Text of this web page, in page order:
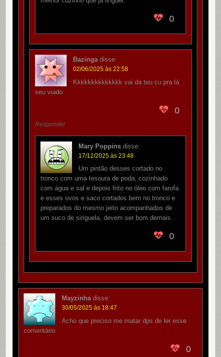
0
Bazinga disse:
02/06/2025 às 22:58
Kkkkkkkkkkkkkk vai da teu cu pra lá
seu viado
0
Responder
Mary Poppins disse:
17/12/2025 às 23:48
Um pintão desses cortado no
tronco com uma tesoura de poda, cozinhado
com água e sal e depois frito no óleo com farofa
e esses ovos e saco cortados bem no tronco e
preparados do mesmo jeito acompanhados de
um suco de siriguela, devem ser bom demais.
0
Mayzinha disse:
30/05/2025 às 18:47
Acho que preciso me matar dps de ler esse
comentário
0